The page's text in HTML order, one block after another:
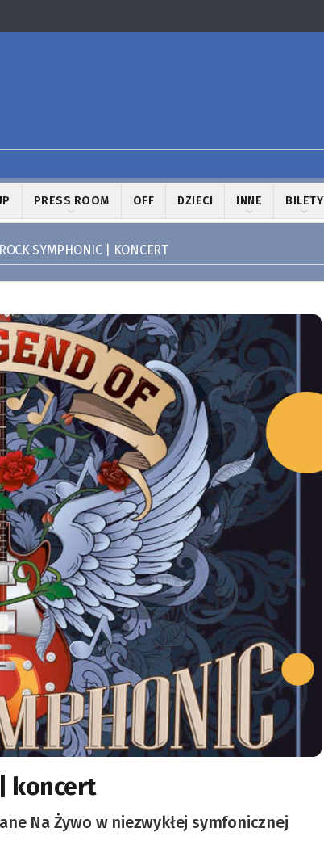
PRESS ROOM OFF DZIECI INNE BILETY
SYMPHONIC | KONCERT
koncert
Na Żywo w niezwykłej symfonicznej